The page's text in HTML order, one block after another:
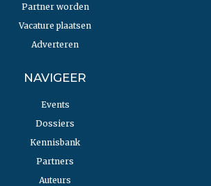
Partner worden
Vacature plaatsen
Adverteren
NAVIGEER
Events
Dossiers
Kennisbank
Partners
Auteurs